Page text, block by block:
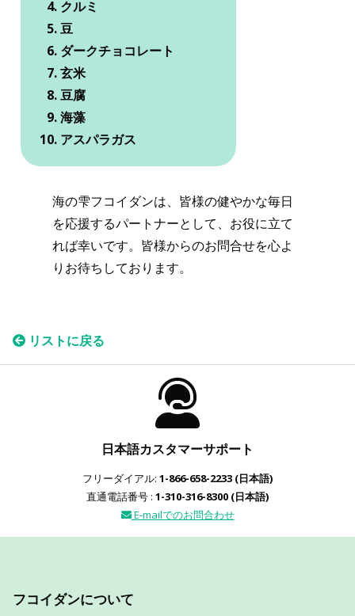
クルミ
豆
ダークチョコレート
玄米
豆腐
海藻
アスパラガス
海の雫フコイダンは、皆様の健やかな毎日
を応援するパートナーとして、お役に立て
れば幸いです。皆様からのお問合せを心よ
りお待ちしております。
リストに戻る
日本語カスタマーサポート
フリーダイアル: 1-866-658-2233 (日本語)
直通電話番号 : 1-310-316-8300 (日本語)
E-mailでのお問合わせ
フコイダンについて